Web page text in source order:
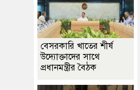
বেসরকারি খাতের শীর্ষ
উদ্যোক্তাদের সাথে
প্রধানমন্ত্রীর বৈঠক